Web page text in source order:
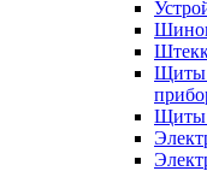
Щиты
Щиты